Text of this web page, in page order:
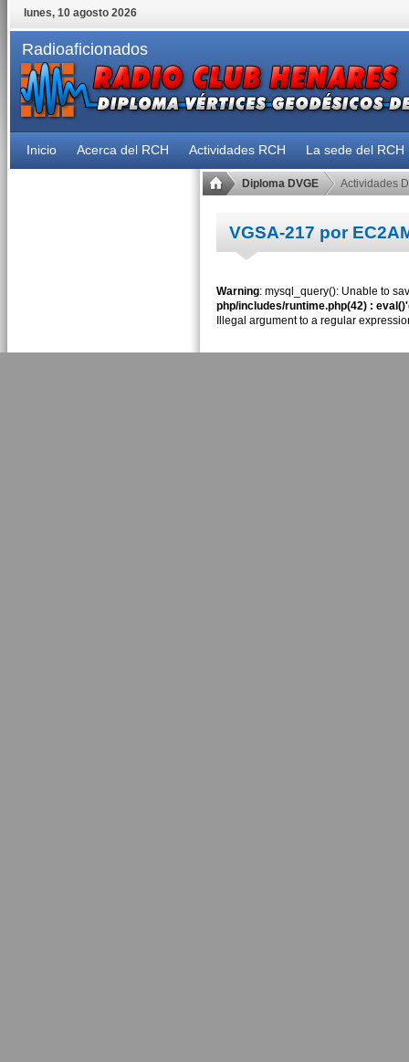
lunes, 10 agosto 2026
Radioaficionados
Inicio Acerca del RCH Actividades RCH La sede del RCH
Diploma DVGE Actividades
VGSA-217 por
Warning: mysql_query(): Unable to
php/includes/runtime.php(42) :
Illegal argument to a regular